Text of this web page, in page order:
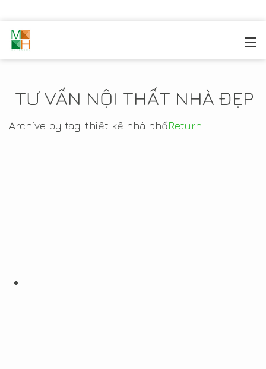
TƯ VẤN NỘI THẤT NHÀ ĐẸP
Archive by tag: thiết kế nhà phốReturn